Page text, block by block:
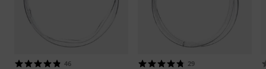
46 29